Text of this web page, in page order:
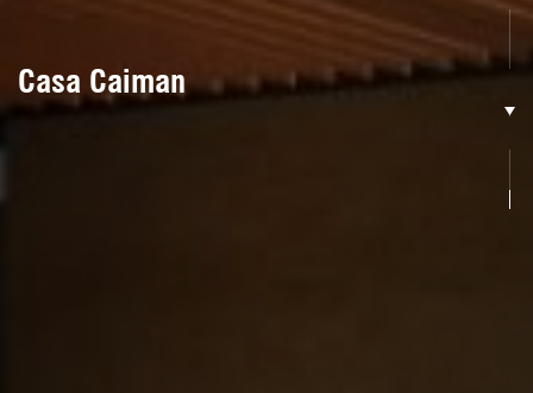
Casa Caiman